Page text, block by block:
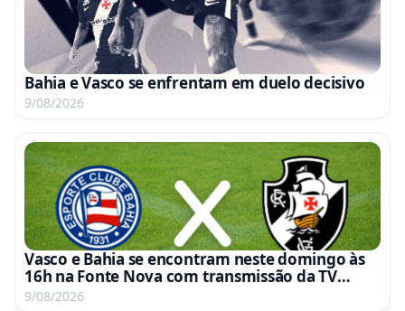
Bahia e Vasco se enfrentam em duelo decisivo
9/08/2026
Vasco e Bahia se encontram neste domingo às
16h na Fonte Nova com transmissão da TV
Globo e Premiere
9/08/2026